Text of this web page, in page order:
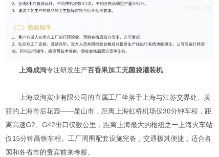
上海成洵专注研发生产百香果加工无菌袋灌装机
上海成洵实业有限公司的直属工厂坐落于上海与江苏交界处、美
丽的上海市后花园——昆山市，距离上海虹桥机场仅30分钟车程，距
离高速G2、G42出口仅数公里，距离上海最大的枢纽之一上海火车站
仅15分钟高铁车程。工厂周围配套设施完备，交通极其便捷，适合各
国和各省市的贵宾前来考察。